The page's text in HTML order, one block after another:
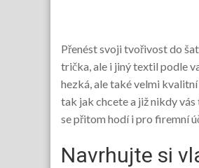
Přenést svoji tvořivost do
trička, ale i jiný textil podle
hezká, ale také velmi
tak jak chcete a již nikdy
se přitom hodí i pro firemní
Navrhujte si